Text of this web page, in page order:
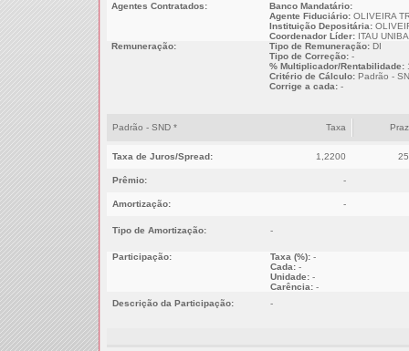
Agentes Contratados:
Banco Mandatário:
Agente Fiduciário:OLIVEIRA
Instituição Depositária:
Coordenador Líder:ITAU
Remuneração:
Tipo de Remuneração:DI
Tipo de Correção:-
% Multiplicador/Rentabilidade:
Critério de Cálculo:Padrão -
Corrige a cada:-
Padrão - SND * Taxa
Taxa de Juros/Spread: 1,2200
Prêmio: -
Amortização: -
Tipo de Amortização: -
Participação: Taxa (%):-
Cada:-
Unidade:-
Carência:-
Descrição da Participação:
-